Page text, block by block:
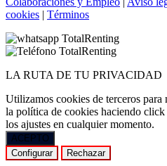
cookies | Términos
LA RUTA DE TU PRIVACIDAD
Utilizamos cookies de terceros
la política de cookies haciendo
los ajustes en cualquier momento.
ACEPTO
Configurar
Rechazar